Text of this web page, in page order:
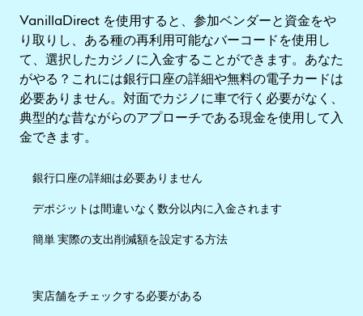
VanillaDirect を使用すると、参加ベンダーと資金をや
り取りし、ある種の再利用可能なバーコードを使用し
て、選択したカジノに入金することができます。あなた
がやる？これには銀行口座の詳細や無料の電子カードは
必要ありません。対面でカジノに車で行く必要がなく、
典型的な昔ながらのアプローチである現金を使用して入
金できます。
銀行口座の詳細は必要ありません
デポジットは間違いなく数分以内に入金されます
簡単 実際の支出削減額を設定する方法
実店舗をチェックする必要がある